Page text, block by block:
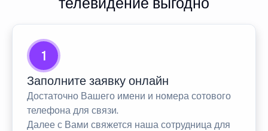
1
Заполните заявку онлайн
Достаточно Вашего имени и номера сотового
телефона для связи.
Далее с Вами свяжется наша сотрудница для